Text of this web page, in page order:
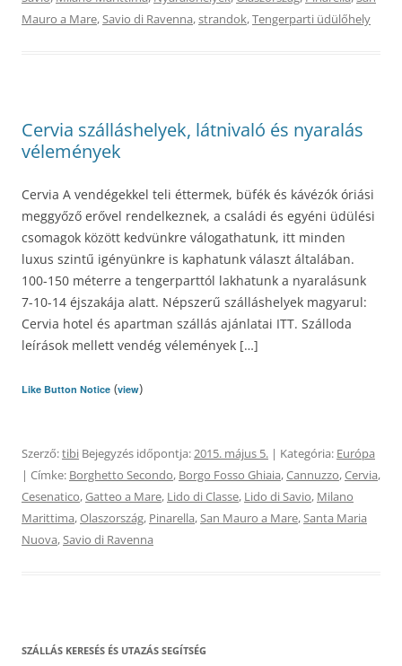
Mauro a Mare,Savio di Ravenna,strandok,Tengerparti üdülőhely
Cervia szálláshelyek, látnivaló és nyaralás
vélemények
Cervia A vendégekkel teli éttermek, büfék és kávézók óriási
meggyőző erővel rendelkeznek, a családi és egyéni üdülési
csomagok között kedvünkre válogathatunk, itt minden
luxus szintű igényünkre is kaphatunk választ általában.
100-150 méterre a tengerparttól lakhatunk a nyaralásunk
7-10-14 éjszakája alatt. Népszerű szálláshelyek magyarul:
Cervia hotel és apartman szállás ajánlatai ITT. Szálloda
leírások mellett vendég vélemények […]
Like Button Notice (view)
Szerző:tibi Bejegyzés időpontja:2015. május 5. | Kategória: Európa
| Címke: Borghetto Secondo, Borgo Fosso Ghiaia,Cannuzzo,Cervia,
Cesenatico,Gatteo a Mare, Lido di Classe, Lido di Savio, Milano
Marittima,Olaszország, Pinarella,San Mauro a Mare,Santa Maria
Nuova,Savio di Ravenna
SZÁLLÁS KERESÉS ÉS UTAZÁS SEGÍTSÉG